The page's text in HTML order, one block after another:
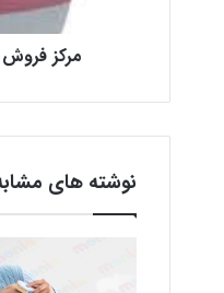
مرکز فروش
نوشته های